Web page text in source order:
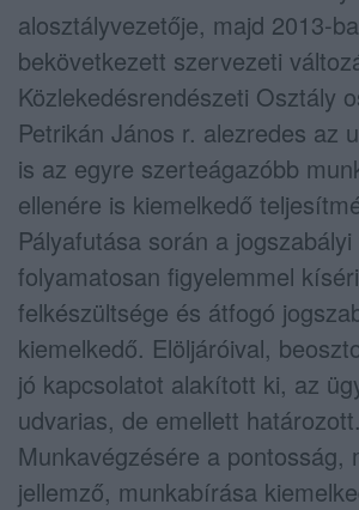
alosztályvezetője, majd 2013-
bekövetkezett szervezeti
Közlekedésrendészeti Osztály
Petrikán János r. alezredes az
is az egyre szerteágazóbb
ellenére is kiemelkedő
Pályafutása során a
folyamatosan figyelemmel
felkészültsége és átfogó
kiemelkedő. Elöljáróival,
jó kapcsolatot alakított ki, az
udvarias, de emellett határozott.
Munkavégzésére a pontosság,
jellemző, munkabírása